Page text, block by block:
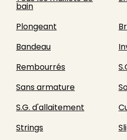
bain
Plongeant
Bandeau
Rembourrés
Sans armature
S.G. d'allaitement
Strings